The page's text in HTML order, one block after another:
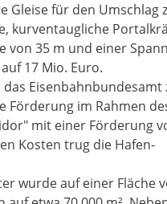
Gleise für den Umschlag
kurventaugliche
von 35 m und einer
17 Mio. Euro.
Eisenbahnbundesamt
Förderung im Rahmen
mit einer Förderung
Kosten trug die Hafen-
wurde auf einer Fläche